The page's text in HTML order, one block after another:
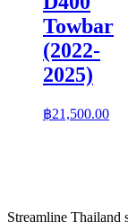
Towbar
(2022-
2025)
฿21,500.00
Streamline Thailand